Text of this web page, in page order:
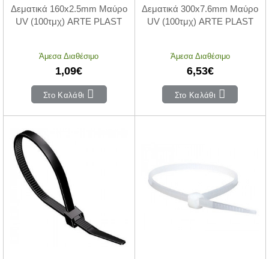
Δεματικά 160x2.5mm Μαύρο
UV (100τμχ) ARTE PLAST
Άμεσα Διαθέσιμο
1,09€
Στο Καλάθι
Δεματικά 300x7.6mm Μαύρο
UV (100τμχ) ARTE PLAST
Άμεσα Διαθέσιμο
6,53€
Στο Καλάθι